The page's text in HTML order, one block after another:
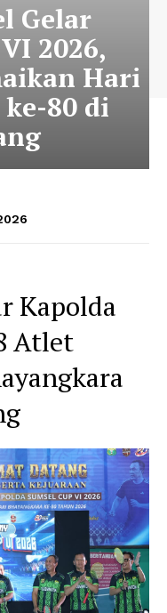
Gelar
2026,
Hari
80 di
Kapolda
Atlet